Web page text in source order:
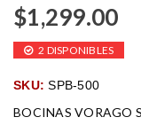
$1,299.00
2 DISPONIBLES
SKU:SPB-500
BOCINAS VORAGO